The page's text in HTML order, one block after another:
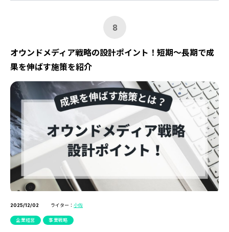
8
オウンドメディア戦略の設計ポイント！短期～長期で成
果を伸ばす施策を紹介
2025/12/02 ライター： 小佐
企業経営 事業戦略